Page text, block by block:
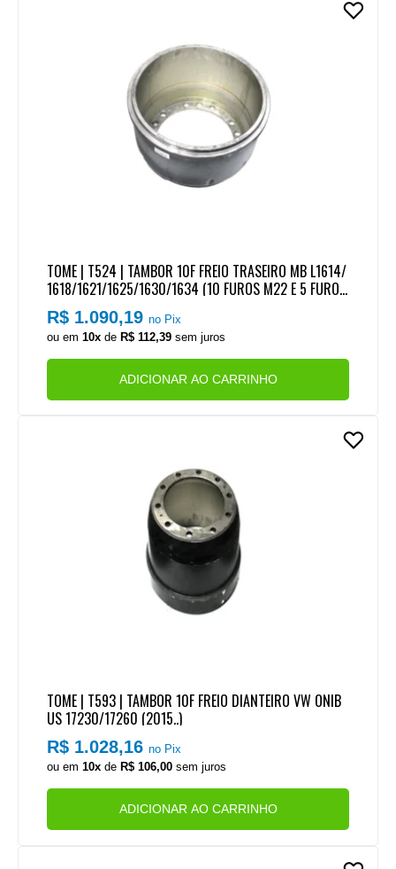
TOME | T524 | TAMBOR 10F FREIO TRASEIRO MB L1614/
1618/1621/1625/1630/1634 (10 FUROS M22 E 5 FUROS
GUIA M24)
R$ 1.090,19no Pix
ou em10x de R$ 112,39 sem juros
ADICIONAR AO CARRINHO
TOME | T593 | TAMBOR 10F FREIO DIANTEIRO VW ONIB
US 17230/17260 (2015..)
R$ 1.028,16no Pix
ou em10x de R$ 106,00 sem juros
ADICIONAR AO CARRINHO